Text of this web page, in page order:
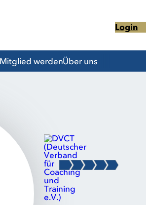
Login
werdenÜber uns